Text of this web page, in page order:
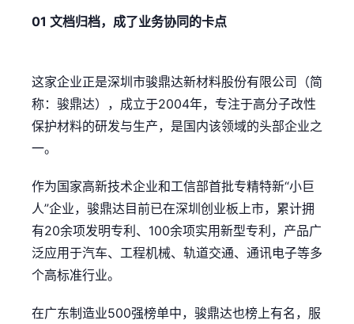
01 文档归档，成了业务协同的卡点
这家企业正是深圳市骏鼎达新材料股份有限公司（简
称：骏鼎达），成立于2004年，专注于高分子改性
保护材料的研发与生产，是国内该领域的头部企业之
一。
作为国家高新技术企业和工信部首批专精特新“小巨
人”企业，骏鼎达目前已在深圳创业板上市，累计拥
有20余项发明专利、100余项实用新型专利，产品广
泛应用于汽车、工程机械、轨道交通、通讯电子等多
个高标准行业。
在广东制造业500强榜单中，骏鼎达也榜上有名，服